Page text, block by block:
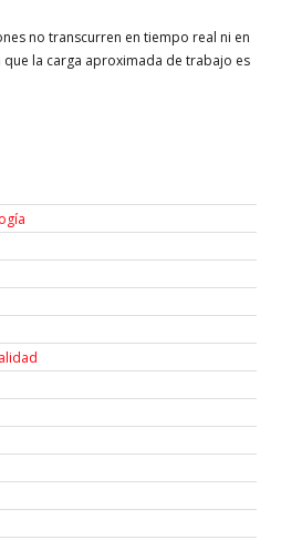
no transcurren en tiempo real ni en
la carga aproximada de trabajo es